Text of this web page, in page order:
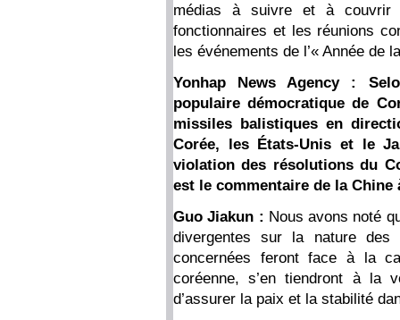
médias à suivre et à couvrir
fonctionnaires et les réunions
les événements de l’« Année de
Yonhap News Agency :
populaire démocratique de
missiles balistiques en
Corée, les États-Unis et le
violation des résolutions du
est le commentaire de la
Guo Jiakun : Nous avons noté
divergentes sur la nature des
concernées feront face à la
coréenne, s’en tiendront à la
d’assurer la paix et la stabilité